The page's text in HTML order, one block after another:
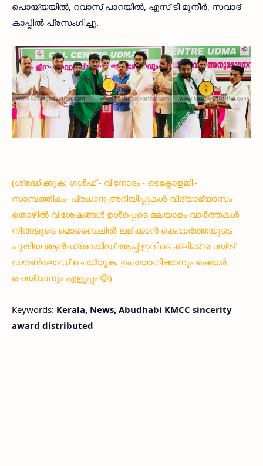
പൊയ്യയില്‍, റവാസ് പാറയില്‍, എസ് ടി മുനീര്‍, സവാദ്
കാപ്പില്‍ പ്രസംഗിച്ചു.
(ശ്രദ്ധിക്കുക: ഗൾഫ് - വിനോദം - ടെക്നോളജി -
സാമ്പത്തികം- പ്രധാന അറിയിപ്പുകൾ-വിദ്യാഭ്യാസം-
തൊഴിൽ വിശേഷങ്ങൾ ഉൾപ്പെടെ മലയാളം വാർത്തകൾ
നിങ്ങളുടെ മൊബൈലിൽ ലഭിക്കാൻ കെവാർത്തയുടെ
പുതിയ ആൻഡ്രോയിഡ് ആപ്പ് ഇവിടെ ക്ലിക്ക് ചെയ്ത്
ഡൗൺലോഡ് ചെയ്യുക. ഉപയോഗിക്കാനും ഷെയർ
ചെയ്യാനും എളുപ്പം 😊)
Keywords: Kerala, News, Abudhabi KMCC sincerity
award distributed